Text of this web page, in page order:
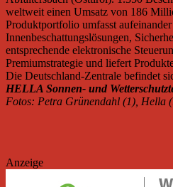
weltweit einen Umsatz von 186
Produktportfolio umfasst
Innenbeschattungslösungen,
entsprechende elektronische
Premiumstrategie und liefert
Die Deutschland-Zentrale befindet
HELLA Sonnen- und
Fotos: Petra Grünendahl (1), Hella
Anzeige